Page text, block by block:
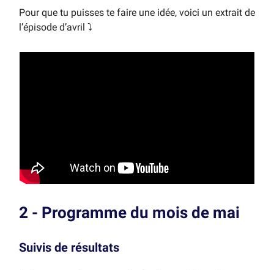
Pour que tu puisses te faire une idée, voici un extrait de
l’épisode d’avril ⤵️
2 - Programme du mois de mai
Suivis de résultats